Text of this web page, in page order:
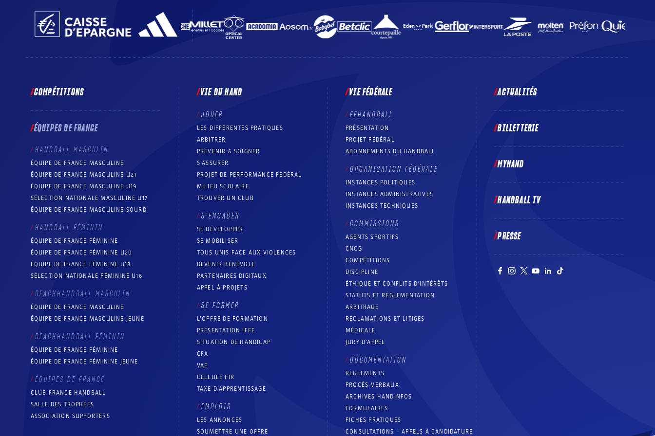
COMPÉTITIONS
ÉQUIPES DE FRANCE
HANDBALL MASCULIN
ÉQUIPE DE FRANCE MASCULINE
ÉQUIPE DE FRANCE MASCULINE U21
ÉQUIPE DE FRANCE MASCULINE U19
SÉLECTION NATIONALE MASCULINE U17
ÉQUIPE DE FRANCE MASCULINE SOURD
HANDBALL FÉMININ
ÉQUIPE DE FRANCE FÉMININE
ÉQUIPE DE FRANCE FÉMININE U20
ÉQUIPE DE FRANCE FÉMININE U18
SÉLECTION NATIONALE FÉMININE U16
BEACHHANDBALL MASCULIN
ÉQUIPE DE FRANCE MASCULINE
ÉQUIPE DE FRANCE MASCULINE JEUNE
BEACHHANDBALL FÉMININ
ÉQUIPE DE FRANCE FÉMININE
ÉQUIPE DE FRANCE FÉMININE JEUNE
ÉQUIPES DE FRANCE
CLUB FRANCE HANDBALL
SALLE DES TROPHÉES
ASSOCIATION SUPPORTERS
VIE DU HAND
JOUER
LES DIFFÉRENTES PRATIQUES
ARBITRER
PRÉVENIR & SOIGNER
S’ASSURER
PROJET DE PERFORMANCE FÉDÉRAL
MILIEU SCOLAIRE
TROUVER UN CLUB
S’ENGAGER
SE DÉVELOPPER
SE MOBILISER
TOUS UNIS FACE AUX VIOLENCES
DEVENIR BÉNÉVOLE
PARTENAIRES DIGITAUX
APPEL À PROJETS
SE FORMER
L’OFFRE DE FORMATION
PRÉSENTATION IFFE
SITUATION DE HANDICAP
CFA
VAE
CELLULE FIR
TAXE D’APPRENTISSAGE
EMPLOIS
LES ANNONCES
SOUMETTRE UNE OFFRE
VIE FÉDÉRALE
FFHANDBALL
PRÉSENTATION
PROJET FÉDÉRAL
ABONNEMENTS DU HANDBALL
ORGANISATION FÉDÉRALE
INSTANCES POLITIQUES
INSTANCES ADMINISTRATIVES
INSTANCES TECHNIQUES
COMMISSIONS
AGENTS SPORTIFS
CNCG
COMPÉTITIONS
DISCIPLINE
ÉTHIQUE ET CONFLITS D'INTÉRÊTS
STATUTS ET RÉGLEMENTATION
ARBITRAGE
RÉCLAMATIONS ET LITIGES
MÉDICALE
JURY D’APPEL
DOCUMENTATION
RÈGLEMENTS
PROCÈS-VERBAUX
ARCHIVES HANDINFOS
FORMULAIRES
FICHES PRATIQUES
CONSULTATIONS – APPELS À CANDIDATURE
ACTUALITÉS
BILLETTERIE
MYHAND
HANDBALL TV
PRESSE